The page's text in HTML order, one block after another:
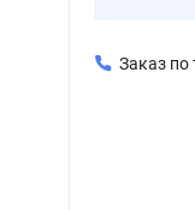
Заказ по